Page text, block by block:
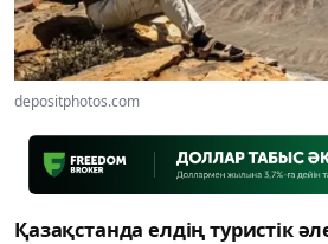
depositphotos.com
Қазақстанда елдің туристік